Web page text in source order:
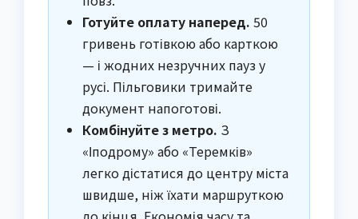
Готуйте оплату наперед. 50
гривень готівкою або карткою
— і жодних незручних пауз у
русі. Пільговики тримайте
документ напоготові.
Комбінуйте з метро. З
«Іподрому» або «Теремків»
легко дістатися до центру міста
швидше, ніж їхати маршруткою